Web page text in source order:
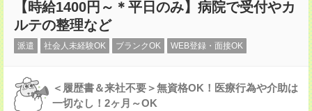
【時給1400円～＊平日のみ】病院で受付やカ
ルテの整理など
派遣 社会人未経験OK ブランクOK WEB登録・面接OK
＜履歴書＆来社不要＞無資格OK！医療行為や介助は
一切なし！2ヶ月～OK